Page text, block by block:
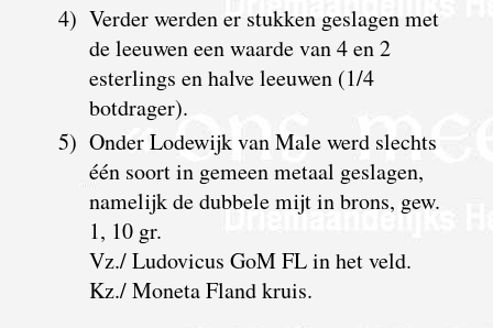
4) Verder werden er stukken geslagen met
de leeuwen een waarde van 4 en 2
esterlings en halve leeuwen (1/4
botdrager).
5) Onder Lodewijk van Male werd slechts
één soort in gemeen metaal geslagen,
namelijk de dubbele mijt in brons, gew.
1, 10 gr.
Vz./ Ludovicus GoM FL in het veld.
Kz./ Moneta Fland kruis.